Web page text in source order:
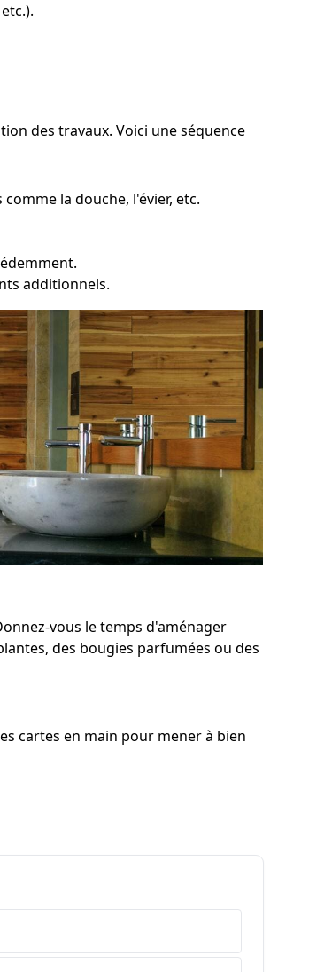
des travaux. Voici une séquence
la douche, l'évier, etc.
additionnels.
vous le temps d'aménager
des bougies parfumées ou des
cartes en main pour mener à bien